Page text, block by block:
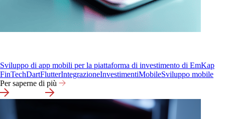
Sviluppo di app mobili per la piattaforma di investimento di EmKap
FinTechDartFlutterIntegrazioneInvestimentiMobileSviluppo mobile
Per saperne di più